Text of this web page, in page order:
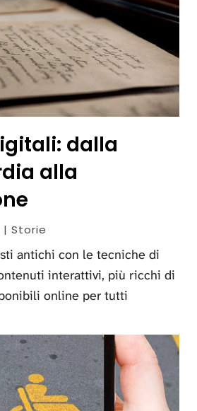
dalla
alla
| Storie
antichi con le tecniche di
interattivi, più ricchi di
online per tutti